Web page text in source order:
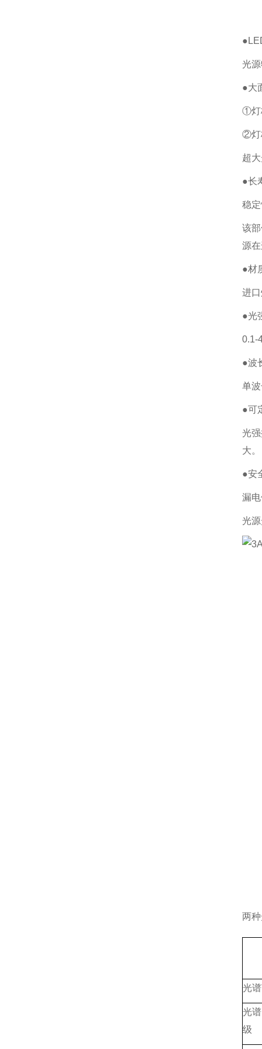
光
●大
①灯
②灯
超
●长
稳
该
源
●材
进
●光
0.1-
●波
单
●可
光
大。
●安
漏
光
两
光
光
级